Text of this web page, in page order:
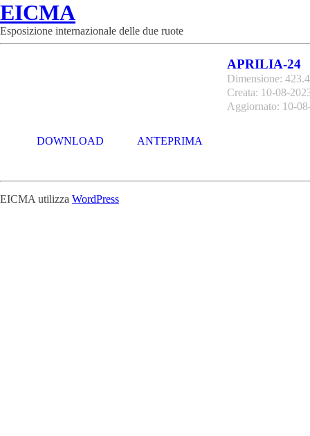
EICMA
Esposizione internazionale delle due ruote
APRILIA-24
Dimensione:
Creata: 10-08-
Aggiornato: 10-
DOWNLOAD ANTEPRIMA
EICMA utilizza WordPress